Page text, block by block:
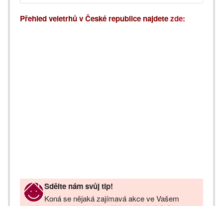
Přehled veletrhů v České republice najdetezde:
Sdělte nám svůj tip!
Koná se nějaká zajímavá akce ve Vašem